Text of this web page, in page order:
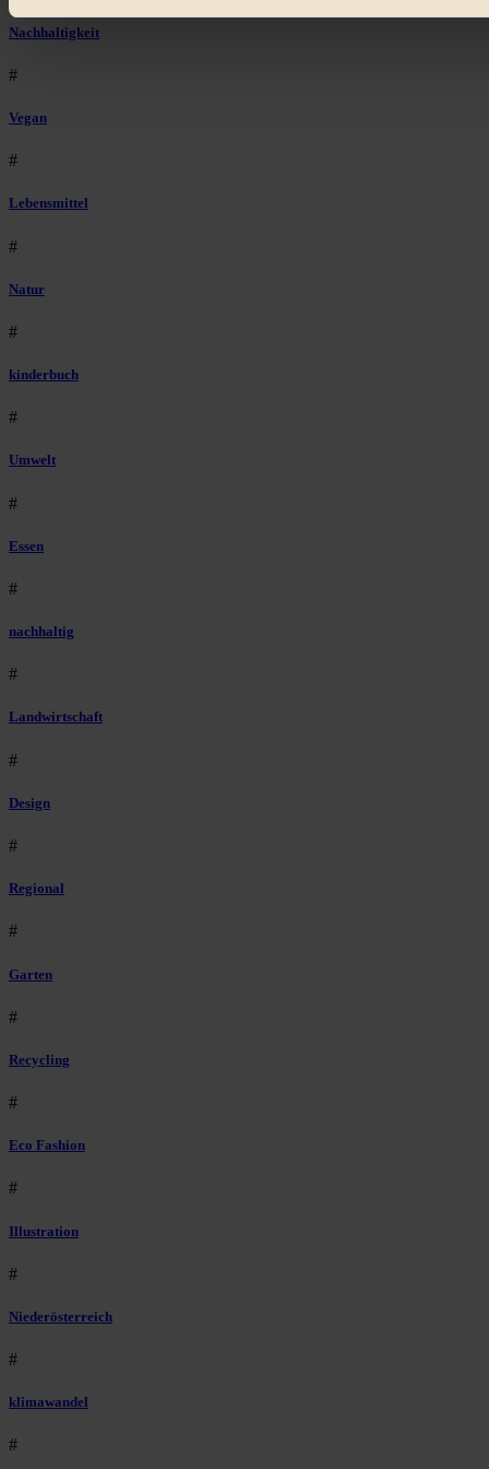
Bist du damit einverstanden?
Nachhaltigkeit
#
Vegan
#
Lebensmittel
#
Natur
#
kinderbuch
#
Umwelt
#
Essen
#
nachhaltig
#
Landwirtschaft
#
Design
#
Regional
#
Garten
#
Recycling
#
Eco Fashion
#
Illustration
#
Niederösterreich
#
klimawandel
#